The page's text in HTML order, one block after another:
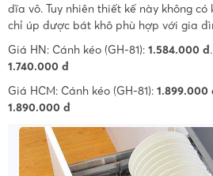
dĩa vô. Tuy nhiên thiết kế này không
chỉ úp được bát khô phù hợp với gia
Giá HN: Cánh kéo (GH-81): 1.584.000 đ
1.740.000 đ
Giá HCM: Cánh kéo (GH-81): 1.899.000
1.890.000 đ